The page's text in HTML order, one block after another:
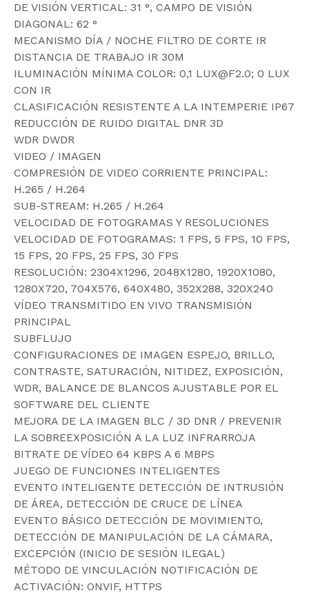
DE VISIÓN VERTICAL: 31 °, CAMPO DE VISIÓN
DIAGONAL: 62 °
MECANISMO DÍA / NOCHE FILTRO DE CORTE IR
DISTANCIA DE TRABAJO IR 30M
ILUMINACIÓN MÍNIMA COLOR: 0,1 LUX@F2.0; 0 LUX
CON IR
CLASIFICACIÓN RESISTENTE A LA INTEMPERIE IP67
REDUCCIÓN DE RUIDO DIGITAL DNR 3D
WDR DWDR
VIDEO / IMAGEN
COMPRESIÓN DE VIDEO CORRIENTE PRINCIPAL:
H.265 / H.264
SUB-STREAM: H.265 / H.264
VELOCIDAD DE FOTOGRAMAS Y RESOLUCIONES
VELOCIDAD DE FOTOGRAMAS: 1 FPS, 5 FPS, 10 FPS,
15 FPS, 20 FPS, 25 FPS, 30 FPS
RESOLUCIÓN: 2304X1296, 2048X1280, 1920X1080,
1280X720, 704X576, 640X480, 352X288, 320X240
VÍDEO TRANSMITIDO EN VIVO TRANSMISIÓN
PRINCIPAL
SUBFLUJO
CONFIGURACIONES DE IMAGEN ESPEJO, BRILLO,
CONTRASTE, SATURACIÓN, NITIDEZ, EXPOSICIÓN,
WDR, BALANCE DE BLANCOS AJUSTABLE POR EL
SOFTWARE DEL CLIENTE
MEJORA DE LA IMAGEN BLC / 3D DNR / PREVENIR
LA SOBREEXPOSICIÓN A LA LUZ INFRARROJA
BITRATE DE VÍDEO 64 KBPS A 6 MBPS
JUEGO DE FUNCIONES INTELIGENTES
EVENTO INTELIGENTE DETECCIÓN DE INTRUSIÓN
DE ÁREA, DETECCIÓN DE CRUCE DE LÍNEA
EVENTO BÁSICO DETECCIÓN DE MOVIMIENTO,
DETECCIÓN DE MANIPULACIÓN DE LA CÁMARA,
EXCEPCIÓN (INICIO DE SESIÓN ILEGAL)
MÉTODO DE VINCULACIÓN NOTIFICACIÓN DE
ACTIVACIÓN: ONVIF, HTTPS